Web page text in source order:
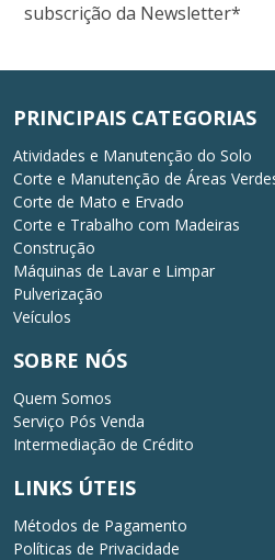
subscrição da Newsletter*
PRINCIPAIS CATEGORIAS
Atividades e Manutenção do Solo
Corte e Manutenção de Áreas
Corte de Mato e Ervado
Corte e Trabalho com Madeiras
Construção
Máquinas de Lavar e Limpar
Pulverização
Veículos
SOBRE NÓS
Quem Somos
Serviço Pós Venda
Intermediação de Crédito
LINKS ÚTEIS
Métodos de Pagamento
Políticas de Privacidade